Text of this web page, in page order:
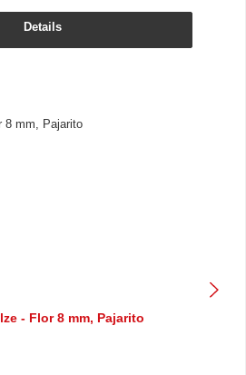
Details
- Flor 8 mm, Pajarito